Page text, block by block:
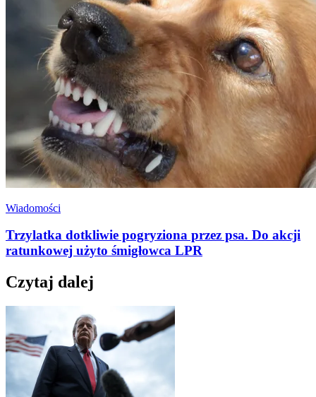
Wiadomości
Trzylatka dotkliwie pogryziona przez psa. Do akcji
ratunkowej użyto śmigłowca LPR
Czytaj dalej